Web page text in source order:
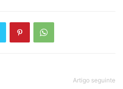
Artigo seguinte